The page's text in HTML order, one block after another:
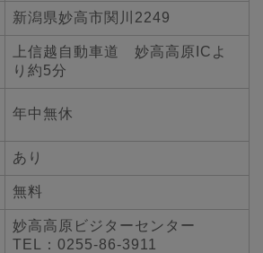
新潟県妙高市関川2249
上信越自動車道 妙高高原ICよ
り約5分
年中無休
あり
無料
妙高高原ビジターセンター
TEL：0255-86-3911